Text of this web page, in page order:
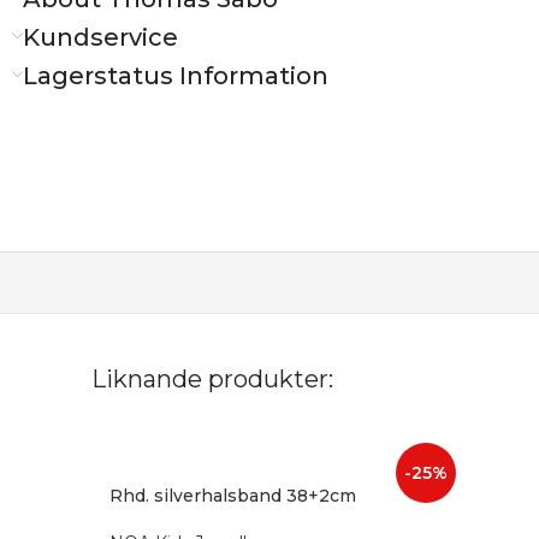
Kundservice
Lagerstatus Information
Liknande produkter:
Rhd. silverhalsband 38+2cm
-25%